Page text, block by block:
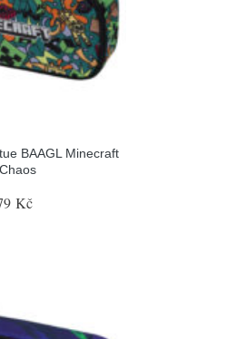
BAAGL Minecraft
Chaos
Kč